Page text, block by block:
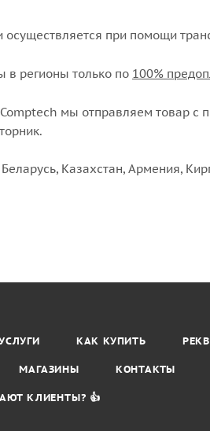
осуществляется при помощи
в регионы только по 100%
мы отправляем товар с
Казахстан, Армения,
КАК КУПИТЬ
МАГАЗИНЫ КОНТАКТЫ
КЛИЕНТЫ? 👍